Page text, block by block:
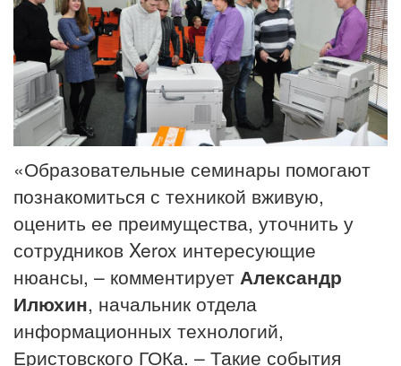
«Образовательные семинары помогают
познакомиться с техникой вживую,
оценить ее преимущества, уточнить у
сотрудников Xerox интересующие
нюансы, – комментирует Александр
Илюхин, начальник отдела
информационных технологий,
Еристовского ГОКа. – Такие события